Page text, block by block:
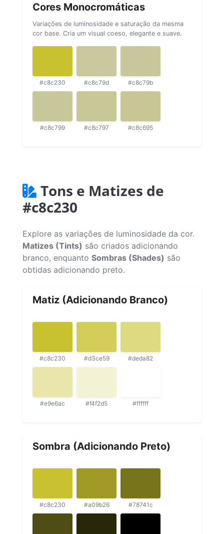
Cores Monocromáticas
Variações de luminosidade e saturação da mesma
cor base. Cria um visual coeso, elegante e suave.
#c8c230 #c8c79d #c8c79b
#c8c799 #c8c797 #c8c695
Tons e Matizes de
#c8c230
Explore as variações de luminosidade da cor.
Matizes (Tints) são criados adicionando
branco, enquanto Sombras (Shades) são
obtidas adicionando preto.
Matiz (Adicionando Branco)
#c8c230 #d3ce59 #deda82
#e9e6ac #f4f2d5 #ffffff
Sombra (Adicionando Preto)
#c8c230 #a09b26 #78741c